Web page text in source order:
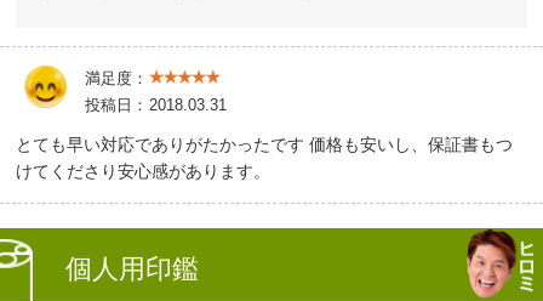
満足度：
投稿日： 2018.03.31
とても早い対応でありがたかったです 価格も安いし、保証書もつ
けてくださり安心感があります。
個人用印鑑